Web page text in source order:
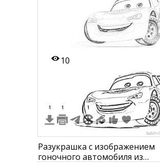
10
1 1 1 2
Разукрашка с изображением
гоночного автомобиля из